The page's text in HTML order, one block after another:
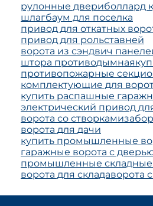
рулонные двериболлард
шлагбаум для поселка
привод для откатных
привод для рольставней
ворота из сэндвич
штора противодымная
противопожарные
комплектующие для
купить распашные
электрический привод
ворота со створками
ворота для дачи
купить промышленные
гаражные ворота с
промышленные складные
ворота для складаворота